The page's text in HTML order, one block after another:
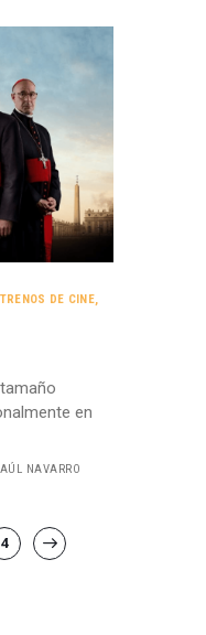
DE CINE,
en
NAVARRO
PAGE
4